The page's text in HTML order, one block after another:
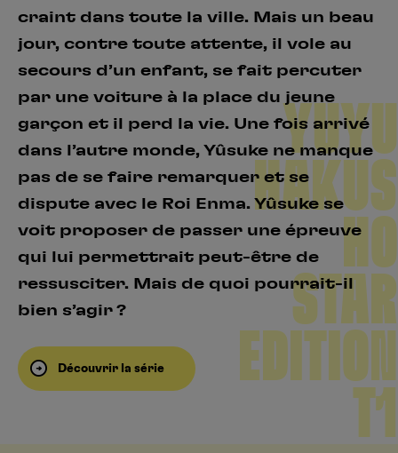
craint dans toute la ville. Mais un beau
jour, contre toute attente, il vole au
secours d’un enfant, se fait percuter
par une voiture à la place du jeune
garçon et il perd la vie. Une fois arrivé
dans l’autre monde, Yûsuke ne manque
pas de se faire remarquer et se
dispute avec le Roi Enma. Yûsuke se
voit proposer de passer une épreuve
qui lui permettrait peut-être de
ressusciter. Mais de quoi pourrait-il
bien s’agir ?
Découvrir la série
YUYU
HAKUS
HO
STAR
EDITION
T1